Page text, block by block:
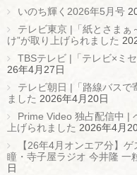
いのち輝く2026年5月号
テレビ東京 |「紙とさまぁ
け”が取り上げられました
TBSテレビ |「テレビ×ミ
26年4月27日
テレビ朝日 |「路線バスで
ました 2026年4月20日
Prime Video 独占配信中 |
上げられました 2026年4月
【26年4月オンエア分】
瞳・寺子屋ラジオ 今井隆 一
日